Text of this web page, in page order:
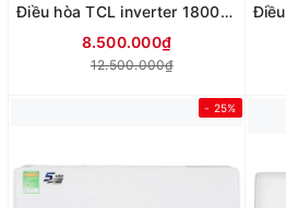
Điều hòa TCL inverter 18000BTU 1 chiều TBIP-18CSD/TPHI
8.500.000₫
12.500.000₫
- 25%